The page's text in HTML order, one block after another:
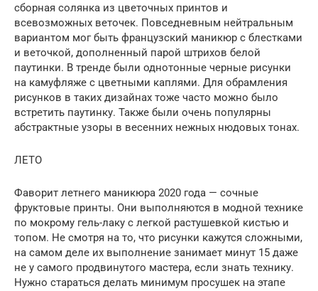
сборная солянка из цветочных принтов и
всевозможных веточек. Повседневным нейтральным
вариантом мог быть французский маникюр с блестками
и веточкой, дополненный парой штрихов белой
паутинки. В тренде были однотонные черные рисунки
на камуфляже с цветными каплями. Для обрамления
рисунков в таких дизайнах тоже часто можно было
встретить паутинку. Также были очень популярны
абстрактные узоры в весенних нежных нюдовых тонах.
ЛЕТО
Фаворит летнего маникюра 2020 года — сочные
фруктовые принты. Они выполняются в модной технике
по мокрому гель-лаку с легкой растушевкой кистью и
топом. Не смотря на то, что рисунки кажутся сложными,
на самом деле их выполнение занимает минут 15 даже
не у самого продвинутого мастера, если знать технику.
Нужно стараться делать минимум просушек на этапе